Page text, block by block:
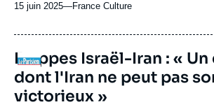
15 juin 2025—Nom
journal,
ou
émission
France Culture
Logo
Frappes Israël-Iran : «
dont l'Iran ne peut pas
victorieux »